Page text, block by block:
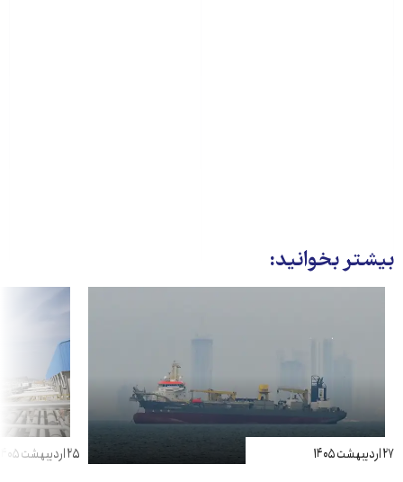
بیشتر بخوانید:
۲۷ اردیبهشت ۱۴۰۵ ۲۵ اردیبهشت ۱۴۰۵